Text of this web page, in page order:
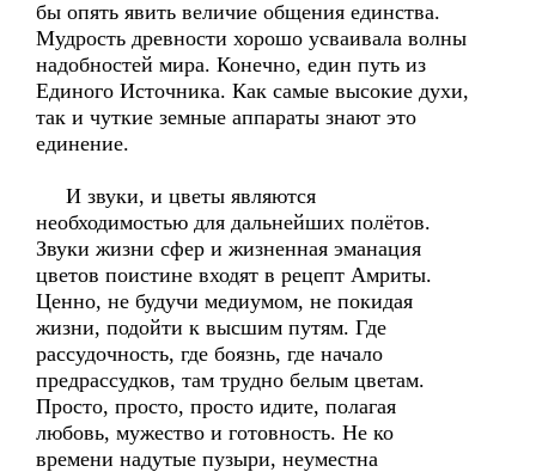
бы опять явить величие общения единства.
Мудрость древности хорошо усваивала волны
надобностей мира. Конечно, един путь из
Единого Источника. Как самые высокие духи,
так и чуткие земные аппараты знают это
единение.
И звуки, и цветы являются
необходимостью для дальнейших полётов.
Звуки жизни сфер и жизненная эманация
цветов поистине входят в рецепт Амриты.
Ценно, не будучи медиумом, не покидая
жизни, подойти к высшим путям. Где
рассудочность, где боязнь, где начало
предрассудков, там трудно белым цветам.
Просто, просто, просто идите, полагая
любовь, мужество и готовность. Не ко
времени надутые пузыри, неуместна